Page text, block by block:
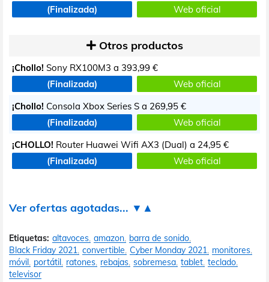
(Finalizada)
Web oficial
Otros productos
¡Chollo! Sony RX100M3 a 393,99 €
(Finalizada)
Web oficial
¡Chollo! Consola Xbox Series S a 269,95 €
(Finalizada)
Web oficial
¡CHOLLO! Router Huawei Wifi AX3 (Dual) a 24,95 €
(Finalizada)
Web oficial
Ver ofertas agotadas... ▼▲
Etiquetas: altavoces amazon barra de sonido
Black Friday 2021 convertible Cyber Monday 2021 monitores
móvil portátil ratones rebajas sobremesa tablet teclado
televisor